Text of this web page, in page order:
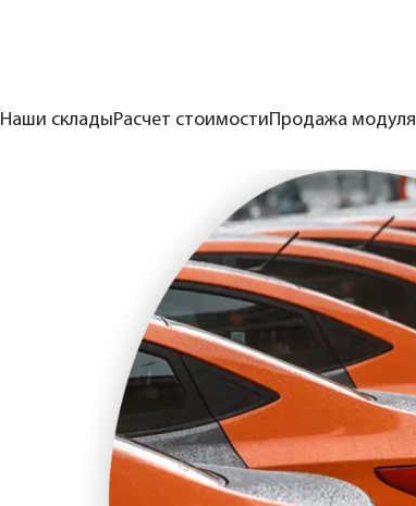
Наши складыРасчет стоимостиПродажа модуля